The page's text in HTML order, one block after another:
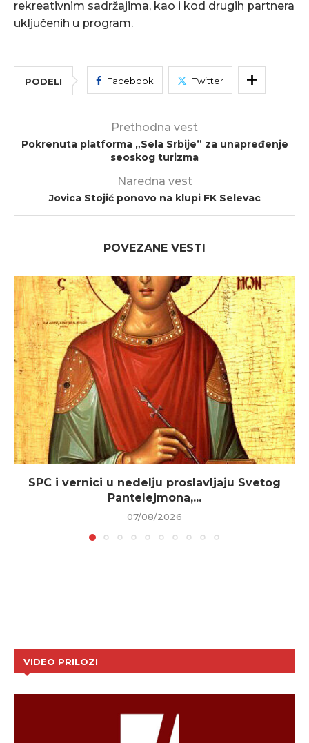
rekreativnim sadržajima, kao i kod drugih partnera
uključenih u program.
PODELI Facebook Twitter
Prethodna vest
Pokrenuta platforma „Sela Srbije” za unapređenje
seoskog turizma
Naredna vest
Jovica Stojić ponovo na klupi FK Selevac
POVEZANE VESTI
SPC i vernici u nedelju proslavljaju Svetog
Pantelejmona,...
07/08/2026
VIDEO PRILOZI